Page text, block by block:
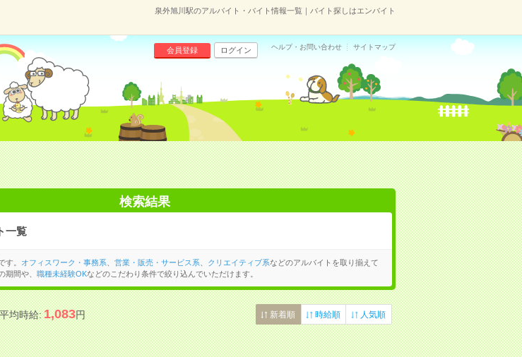
泉外旭川駅のアルバイト・バイト情報一覧｜バイト探しはエンバイト
会員登録 ログイン ヘルプ・お問い合わせ サイトマップ
検索結果
一覧
す。 オフィスワーク・事務系 営業・販売・サービス系 クリエイティブ系などのアルバイトを取り揃えて
期間や、 職種未経験OKなどのこだわり条件で絞り込んでいただけます。
均時給:1,083円 新着順 時給順 人気順